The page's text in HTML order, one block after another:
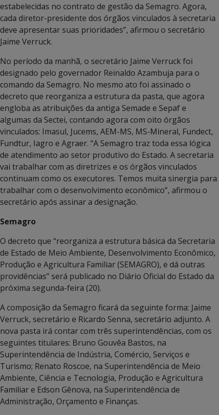
estabelecidas no contrato de gestão da Semagro. Agora,
cada diretor-presidente dos órgãos vinculados à secretaria
deve apresentar suas prioridades”, afirmou o secretário
Jaime Verruck.
No período da manhã, o secretário Jaime Verruck foi
designado pelo governador Reinaldo Azambuja para o
comando da Semagro. No mesmo ato foi assinado o
decreto que reorganiza a estrutura da pasta, que agora
engloba as atribuições da antiga Semade e Sepaf e
algumas da Sectei, contando agora com oito órgãos
vinculados: Imasul, Jucems, AEM-MS, MS-Mineral, Fundect,
Fundtur, Iagro e Agraer. “A Semagro traz toda essa lógica
de atendimento ao setor produtivo do Estado. A secretaria
vai trabalhar com as diretrizes e os órgãos vinculados
continuam como os executores. Temos muita sinergia para
trabalhar com o desenvolvimento econômico”, afirmou o
secretário após assinar a designação.
Semagro
O decreto que “reorganiza a estrutura básica da Secretaria
de Estado de Meio Ambiente, Desenvolvimento Econômico,
Produção e Agricultura Familiar (SEMAGRO), e dá outras
providências” será publicado no Diário Oficial do Estado da
próxima segunda-feira (20).
A composição da Semagro ficará da seguinte forma: Jaime
Verruck, secretário e Ricardo Senna, secretário adjunto. A
nova pasta irá contar com três superintendências, com os
seguintes titulares: Bruno Gouvêa Bastos, na
Superintendência de Indústria, Comércio, Serviços e
Turismo; Renato Roscoe, na Superintendência de Meio
Ambiente, Ciência e Tecnologia, Produção e Agricultura
Familiar e Edson Gênova, na Superintendência de
Administração, Orçamento e Finanças.